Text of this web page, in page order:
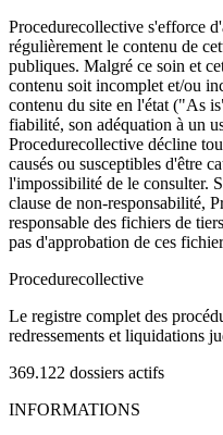
Procedurecollective s'efforce
régulièrement le contenu de
publiques. Malgré ce soin et
contenu soit incomplet et/ou
contenu du site en l'état ("As
fiabilité, son adéquation à un
Procedurecollective décline
causés ou susceptibles d'être
l'impossibilité de le consulter.
clause de non-responsabilité,
responsable des fichiers de
pas d'approbation de ces
Procedurecollective
Le registre complet des
redressements et liquidations
369.122 dossiers actifs
INFORMATIONS